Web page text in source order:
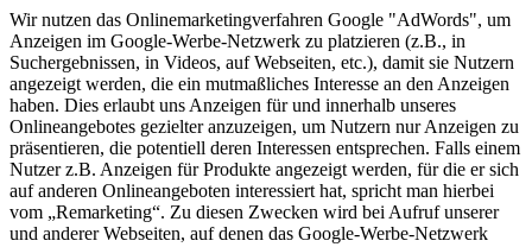
Wir nutzen das Onlinemarketingverfahren Google "AdWords", um
Anzeigen im Google-Werbe-Netzwerk zu platzieren (z.B., in
Suchergebnissen, in Videos, auf Webseiten, etc.), damit sie Nutzern
angezeigt werden, die ein mutmaßliches Interesse an den Anzeigen
haben. Dies erlaubt uns Anzeigen für und innerhalb unseres
Onlineangebotes gezielter anzuzeigen, um Nutzern nur Anzeigen zu
präsentieren, die potentiell deren Interessen entsprechen. Falls einem
Nutzer z.B. Anzeigen für Produkte angezeigt werden, für die er sich
auf anderen Onlineangeboten interessiert hat, spricht man hierbei
vom „Remarketing“. Zu diesen Zwecken wird bei Aufruf unserer
und anderer Webseiten, auf denen das Google-Werbe-Netzwerk